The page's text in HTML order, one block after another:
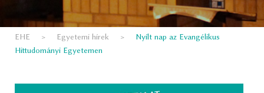
EHE > Egyetemi hírek >
Nyílt nap az Evangélikus
Hittudományi Egyetemen